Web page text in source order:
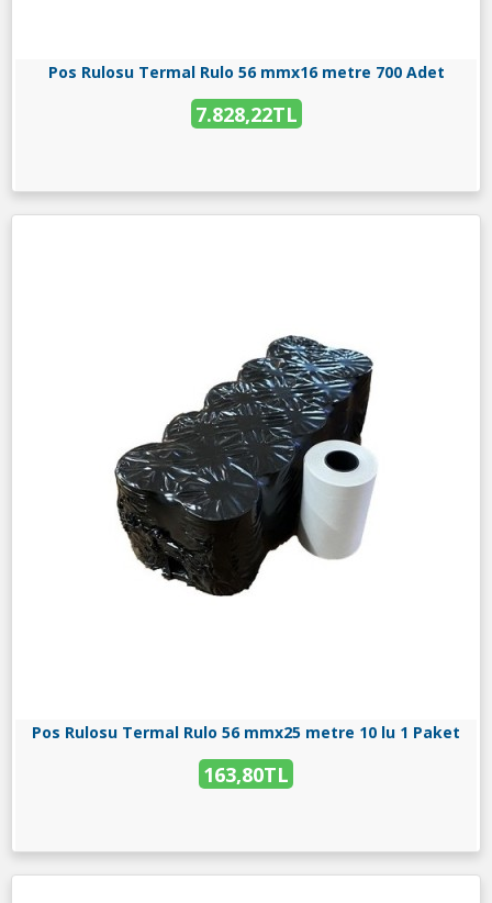
Pos Rulosu Termal Rulo 56 mmx16 metre 700 Adet
7.828,22TL
Pos Rulosu Termal Rulo 56 mmx25 metre 10 lu 1 Paket
163,80TL